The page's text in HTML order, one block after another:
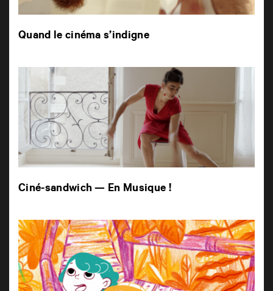
Quand le cinéma s’indigne
Ciné-sandwich — En Musique !